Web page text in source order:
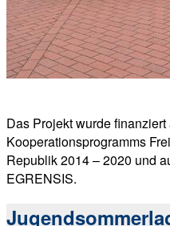
Das Projekt wurde
Kooperationsprogramms
Republik 2014 – 2020 und
EGRENSIS.